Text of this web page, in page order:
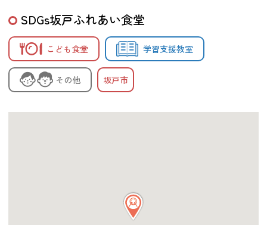
探す
こどもの居場所マップ
フードパントリーマップ
地域ネットワークの紹介
お金を寄付する（埼玉県社会福祉協議会HP）
SDGs坂戸ふれあい食堂
こども食堂 学習支援教室
その他 坂戸市